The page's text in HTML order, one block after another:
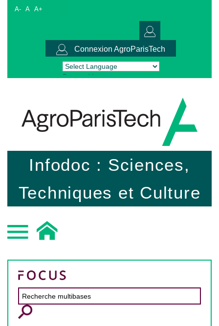
A- A A+
Connexion AgroParisTech
Powered by Translate
Infodoc : Sciences,
Techniques et Culture